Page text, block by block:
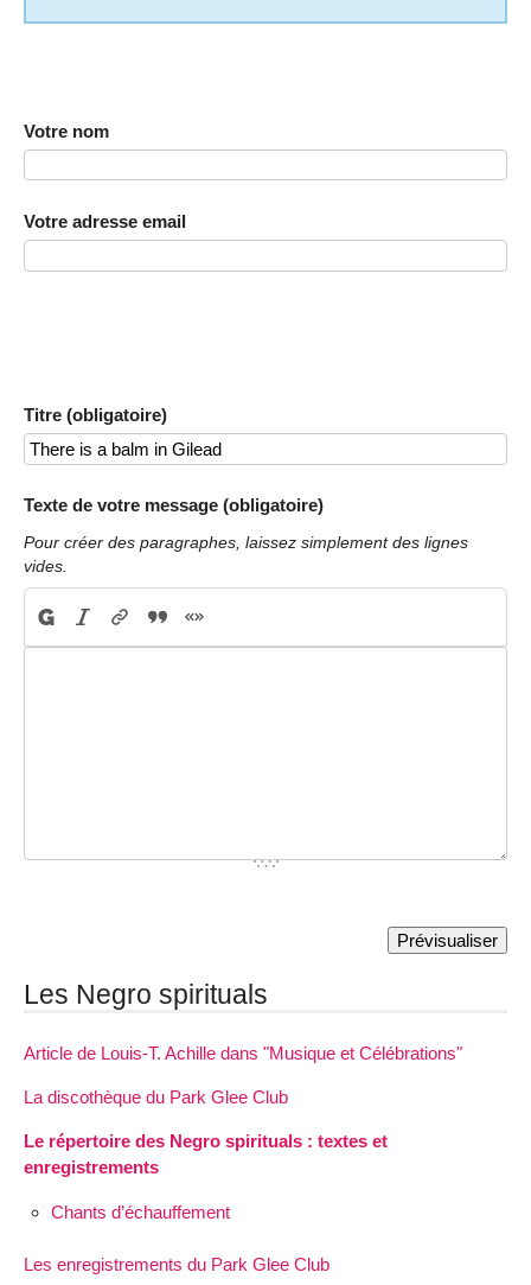
Votre nom
Votre adresse email
Titre (obligatoire)
Texte de votre message (obligatoire)
Pour créer des paragraphes, laissez simplement des lignes
vides.
Les Negro spirituals
Article de Louis-T. Achille dans "Musique et Célébrations"
La discothèque du Park Glee Club
Le répertoire des Negro spirituals : textes et
enregistrements
Chants d’échauffement
Les enregistrements du Park Glee Club